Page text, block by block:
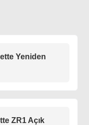
Yeniden
ZR1 Açık